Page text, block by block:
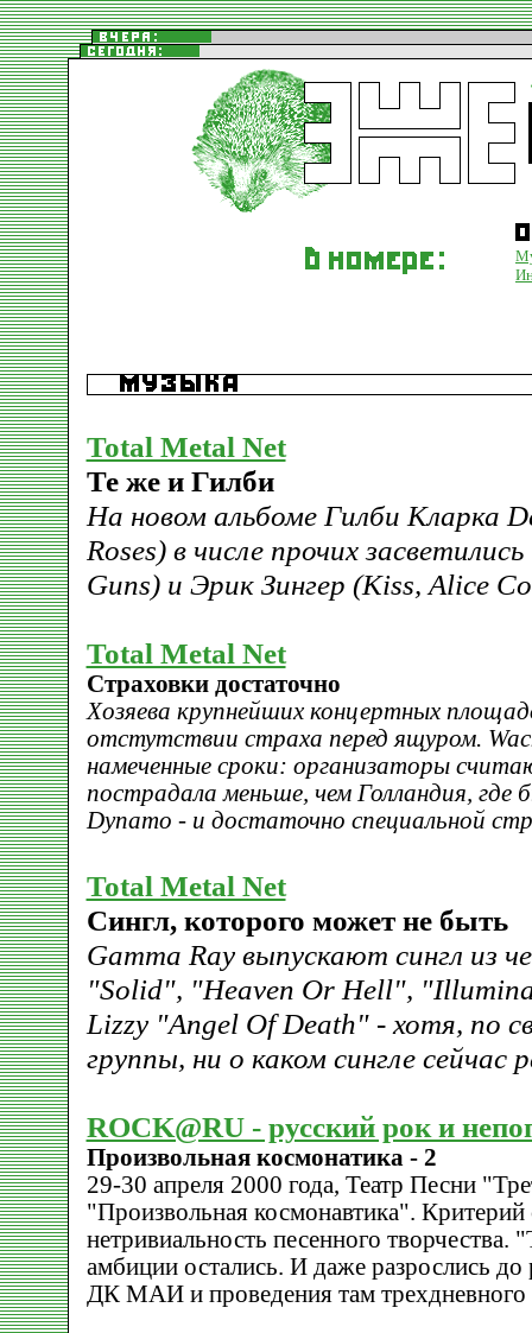
Total Metal Net
Те же и Гилби
На новом альбоме Гилби Кларка
Roses) в числе прочих
Guns) и Эрик Зингер (Kiss, Alice
Total Metal Net
Страховки достаточно
Хозяева крупнейших концертных
отстутствии страха перед ящуром.
намеченные сроки: организаторы
пострадала меньше, чем Голландия, где
Dynamo - и достаточно специальной
Total Metal Net
Сингл, которого может не быть
Gamma Ray выпускают сингл из
"Solid", "Heaven Or Hell",
Lizzy "Angel Of Death" - хотя, по
группы, ни о каком сингле сейчас
ROCK@RU - русский рок и
Произвольная космонатика - 2
29-30 апреля 2000 года, Театр Песни
"Произвольная космонавтика". Критерий
нетривиальность песенного творчества.
амбиции остались. И даже разрослись до
ДК МАИ и проведения там трехдневного